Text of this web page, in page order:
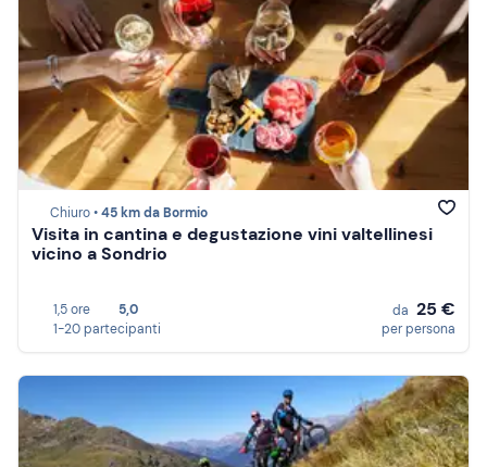
Chiuro •45 km da Bormio
Visita in cantina e degustazione vini valtellinesi
vicino a Sondrio
1,5 ore
5,0
1-20 partecipanti
da 25 €
per persona